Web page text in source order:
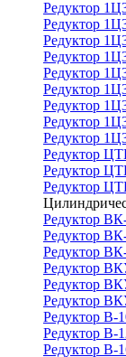
Редуктор
Редуктор
Редуктор
Редуктор
Редуктор
Редуктор
Редуктор
Редуктор
Редуктор
Редуктор
Редуктор
Редуктор
Редуктор
Редуктор
Редуктор
Редуктор
Редуктор
Редуктор
Редуктор В-
Редуктор В-
Редуктор В-